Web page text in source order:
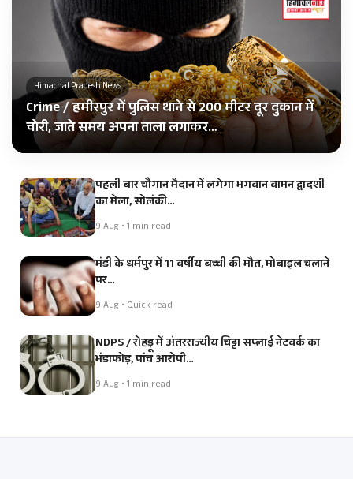
Himachal Pradesh News
Crime / हमीरपुर में पुलिस थाने से 200 मीटर दूर दुकान में
चोरी, जाते समय अपना ताला लगाकर…
पहली बार चौगान मैदान में लगेगा भगवान वामन द्वादशी
का मेला, सोलंकी…
9 Aug • 1 min read
मंडी के धर्मपुर में 11 वर्षीय बच्ची की मौत, मोबाइल चलाने
पर…
9 Aug • Quick read
NDPS / रोहड़ू में अंतरराज्यीय चिट्टा सप्लाई नेटवर्क का
भंडाफोड़, पांच आरोपी…
9 Aug • 1 min read